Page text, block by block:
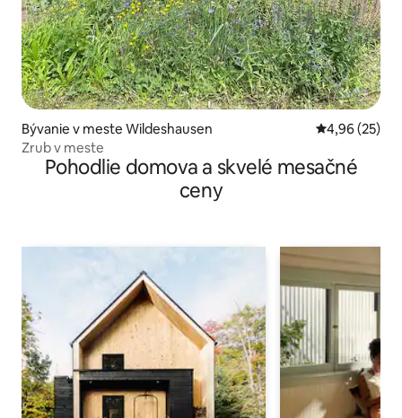
Bývanie v meste Wildeshausen Priemerné
4,96 (25)
Zrub v meste
Pohodlie domova a skvelé mesačné
ceny